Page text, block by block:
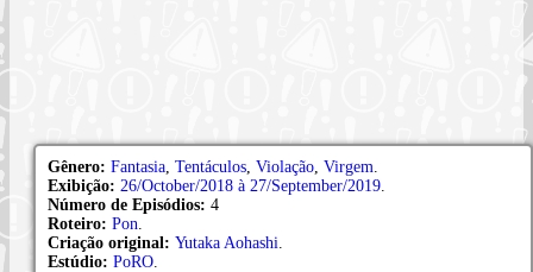
Gênero: Fantasia Tentáculos Violação Virgem
Exibição: 26/October/2018 à 27/September/2019
Número de Episódios: 4
Roteiro: Pon
Criação original: Yutaka Aohashi
Estúdio: PoRO